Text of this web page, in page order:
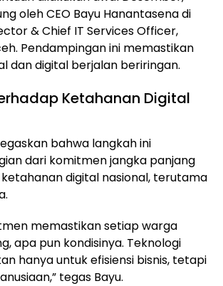
oleh CEO Bayu Hanantasena di
& Chief IT Services Officer,
Pendampingan ini memastikan
dan digital berjalan beriringan.
Ketahanan Digital
bahwa langkah ini
dari komitmen jangka panjang
digital nasional, terutama
memastikan setiap warga
apa pun kondisinya. Teknologi
hanya untuk efisiensi bisnis, tetapi
tegas Bayu.